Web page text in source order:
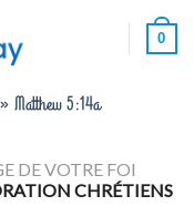
0
5:14a
DE VOTRE FOI
CHRÉTIENS